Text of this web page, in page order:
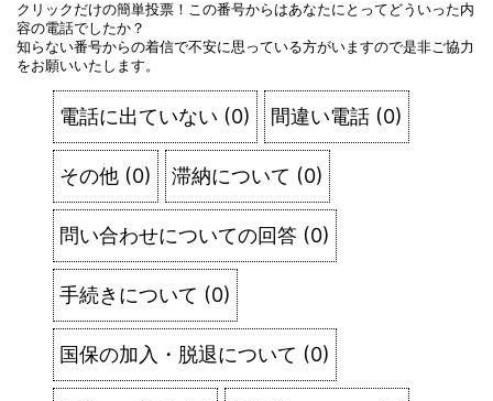
クリックだけの簡単投票！この番号からはあなたにとってどういった内
容の電話でしたか？
知らない番号からの着信で不安に思っている方がいますので是非ご協力
をお願いいたします。
電話に出ていない (0) 間違い電話 (0)
その他 (0) 滞納について (0)
問い合わせについての回答 (0)
手続きについて (0)
国保の加入・脱退について (0)